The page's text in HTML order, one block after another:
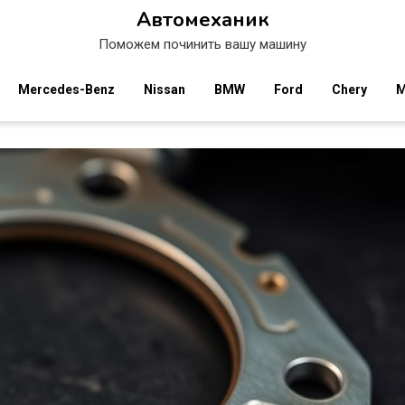
Автомеханик
Поможем починить вашу машину
Mercedes-Benz Nissan BMW Ford Chery